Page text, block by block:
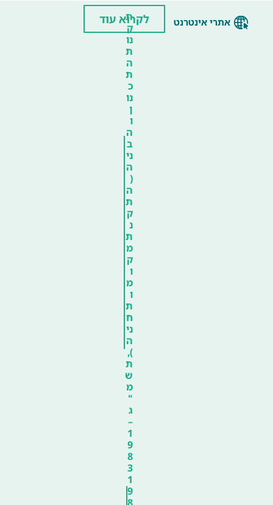
אתרי אינטרנט
ת
ק
נו
ת
ה
ת
כ
נו
ן
ו
ה
ב
ני
ה
(
ה
ת
ק
נ
ת
מ
ק
ו
מ
ו
ת
ח
ני
ה
),
ת
ש
מ
"
ג
–
1
9
8
3
1
9
לקרוא עוד